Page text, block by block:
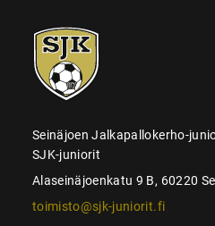
SJK-
juniorit
Seinäjoen Jalkapallokerho-
SJK-juniorit
Alaseinäjoenkatu 9 B, 60220
toimisto@sjk-juniorit.fi